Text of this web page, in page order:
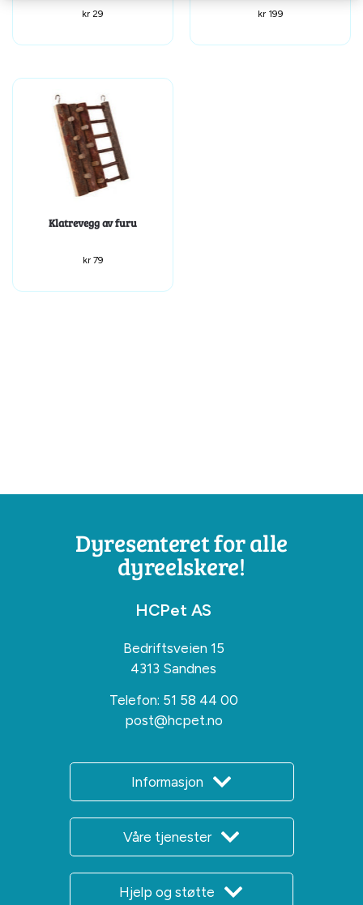
kr29 kr199
Klatrevegg av furu
kr79
Dyresenteret for alle
dyreelskere!
HCPet AS
Bedriftsveien 15
4313 Sandnes
Telefon: 51 58 44 00
post@hcpet.no
Informasjon
Våre tjenester
Hjelp og støtte